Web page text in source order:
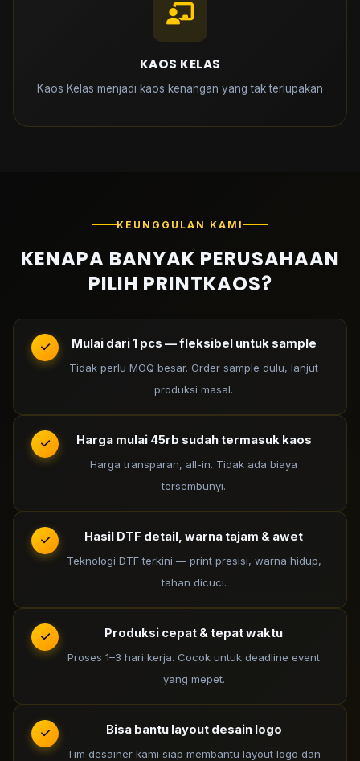
KAOS KELAS
Kaos Kelas menjadi kaos kenangan yang tak terlupakan
KEUNGGULAN KAMI
KENAPA BANYAK PERUSAHAAN
PILIH PRINTKAOS?
Mulai dari 1 pcs — fleksibel untuk sample
Tidak perlu MOQ besar. Order sample dulu, lanjut
produksi masal.
Harga mulai 45rb sudah termasuk kaos
Harga transparan, all-in. Tidak ada biaya
tersembunyi.
Hasil DTF detail, warna tajam & awet
Teknologi DTF terkini — print presisi, warna hidup,
tahan dicuci.
Produksi cepat & tepat waktu
Proses 1–3 hari kerja. Cocok untuk deadline event
yang mepet.
Bisa bantu layout desain logo
Tim desainer kami siap membantu layout logo dan